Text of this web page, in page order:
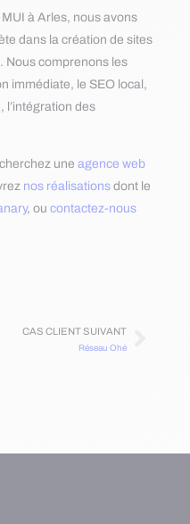
à Arles, nous avons
dans la création de sites
Nous comprenons les
immédiate, le SEO local,
l’intégration des
uneagence web
nos réalisations dont le
, oucontactez-nous
CAS CLIENT SUIVANT
Réseau Ohé